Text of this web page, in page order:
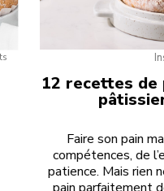
12 recettes de
Faire son pain
compétences, de
patience. Mais rien